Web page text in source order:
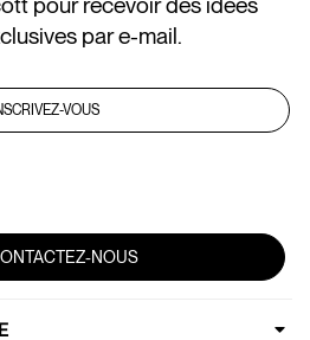
par e-mail.
VOUS
NOUS